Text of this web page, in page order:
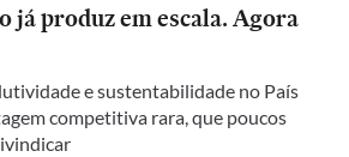
já produz em escala. Agora
e sustentabilidade no País
competitiva rara, que poucos